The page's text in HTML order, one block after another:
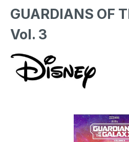
GUARDIANS OF
Vol. 3
Bildergalerie überspringen